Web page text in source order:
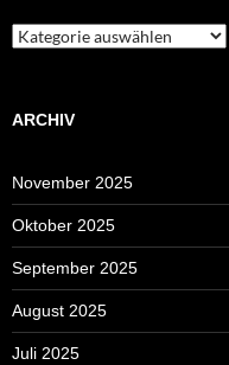
Kategorien
ARCHIV
November 2025
Oktober 2025
September 2025
August 2025
Juli 2025